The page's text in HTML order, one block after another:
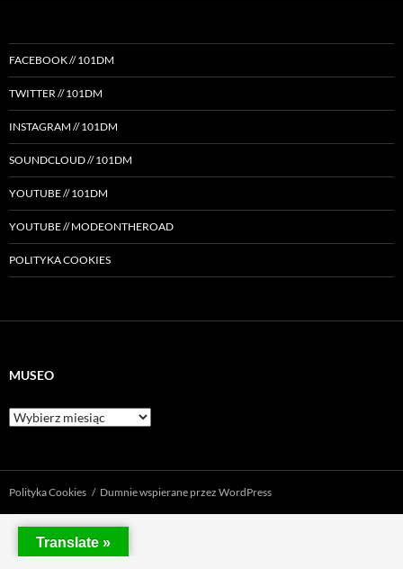
FACEBOOK // 101DM
TWITTER // 101DM
INSTAGRAM // 101DM
SOUNDCLOUD // 101DM
YOUTUBE // 101DM
YOUTUBE // MODEONTHEROAD
POLITYKA COOKIES
MUSEO
Museo
Polityka Cookies Dumnie wspierane przez WordPress
Translate »